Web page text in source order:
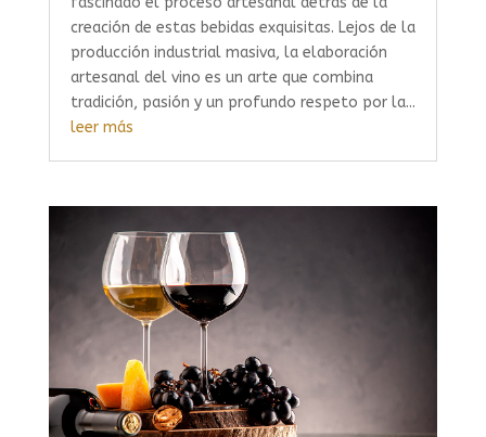
creación de estas bebidas exquisitas. Lejos de la
producción industrial masiva, la elaboración
artesanal del vino es un arte que combina
tradición, pasión y un profundo respeto por la...
leer más